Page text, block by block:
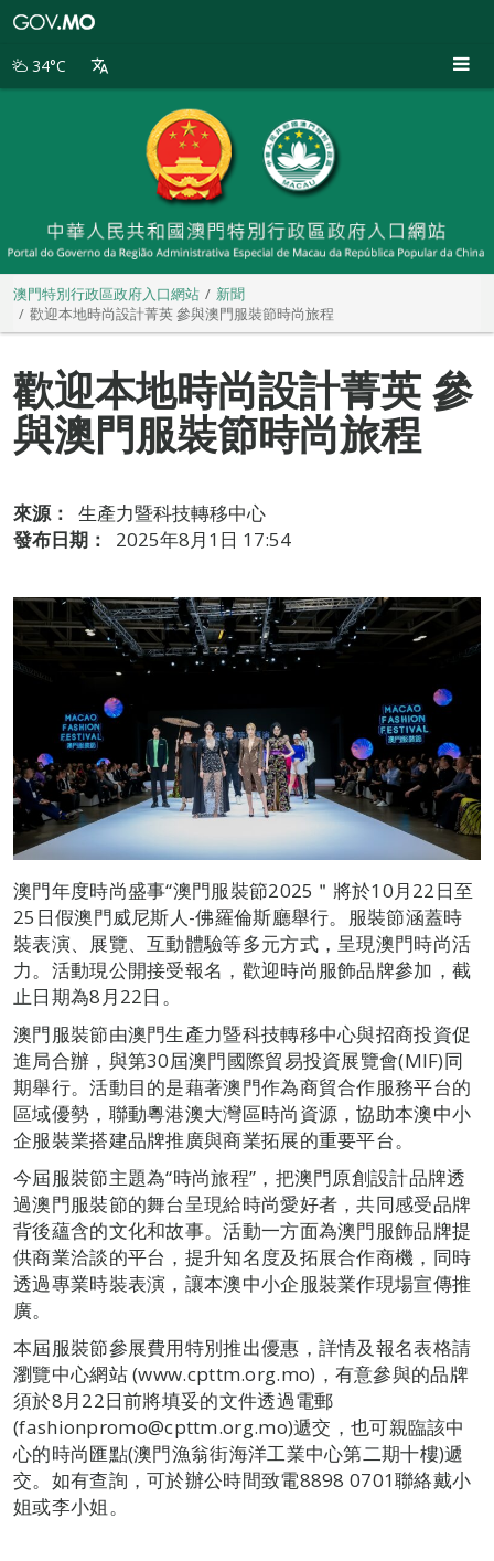
別
34°C
澳門特別行政區政府入口網站
新聞
歡迎本地時尚設計菁英 參與澳門服裝節時尚旅程
歡迎本地時尚設計菁英 參
與澳門服裝節時尚旅程
來源：
生產力暨科技轉移中心
發布日期：
2025年8月1日 17:54
澳門年度時尚盛事“澳門服裝節2025＂將於10月22日至
25日假澳門威尼斯人-佛羅倫斯廳舉行。服裝節涵蓋時
裝表演、展覽、互動體驗等多元方式，呈現澳門時尚活
力。活動現公開接受報名，歡迎時尚服飾品牌參加，截
止日期為8月22日。
澳門服裝節由澳門生產力暨科技轉移中心與招商投資促
進局合辦，與第30屆澳門國際貿易投資展覽會(MIF)同
期舉行。活動目的是藉著澳門作為商貿合作服務平台的
區域優勢，聯動粵港澳大灣區時尚資源，協助本澳中小
企服裝業搭建品牌推廣與商業拓展的重要平台。
今屆服裝節主題為“時尚旅程”，把澳門原創設計品牌透
過澳門服裝節的舞台呈現給時尚愛好者，共同感受品牌
背後蘊含的文化和故事。活動一方面為澳門服飾品牌提
供商業洽談的平台，提升知名度及拓展合作商機，同時
透過專業時裝表演，讓本澳中小企服裝業作現場宣傳推
廣。
本屆服裝節參展費用特別推出優惠，詳情及報名表格請
瀏覽中心網站 (www.cpttm.org.mo)，有意參與的品牌
須於8月22日前將填妥的文件透過電郵
(fashionpromo@cpttm.org.mo)遞交，也可親臨該中
心的時尚匯點(澳門漁翁街海洋工業中心第二期十樓)遞
交。如有查詢，可於辦公時間致電8898 0701聯絡戴小
姐或李小姐。